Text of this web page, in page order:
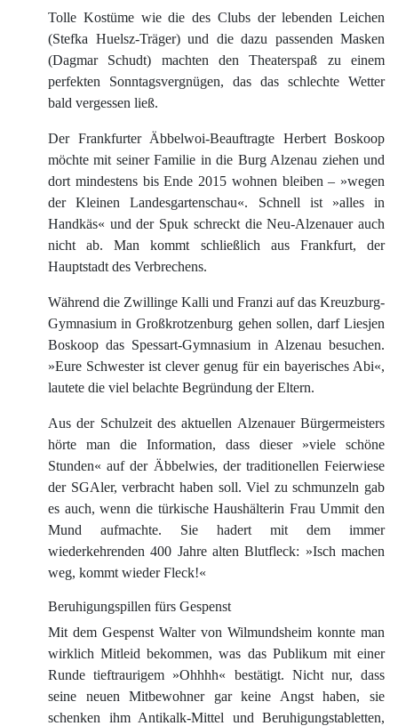
Tolle Kostüme wie die des Clubs der lebenden Leichen
(Stefka Huelsz-Träger) und die dazu passenden Masken
(Dagmar Schudt) machten den Theaterspaß zu einem
perfekten Sonntagsvergnügen, das das schlechte Wetter
bald vergessen ließ.
Der Frankfurter Äbbelwoi-Beauftragte Herbert Boskoop
möchte mit seiner Familie in die Burg Alzenau ziehen und
dort mindestens bis Ende 2015 wohnen bleiben – »wegen
der Kleinen Landesgartenschau«. Schnell ist »alles in
Handkäs« und der Spuk schreckt die Neu-Alzenauer auch
nicht ab. Man kommt schließlich aus Frankfurt, der
Hauptstadt des Verbrechens.
Während die Zwillinge Kalli und Franzi auf das Kreuzburg-
Gymnasium in Großkrotzenburg gehen sollen, darf Liesjen
Boskoop das Spessart-Gymnasium in Alzenau besuchen.
»Eure Schwester ist clever genug für ein bayerisches Abi«,
lautete die viel belachte Begründung der Eltern.
Aus der Schulzeit des aktuellen Alzenauer Bürgermeisters
hörte man die Information, dass dieser »viele schöne
Stunden« auf der Äbbelwies, der traditionellen Feierwiese
der SGAler, verbracht haben soll. Viel zu schmunzeln gab
es auch, wenn die türkische Haushälterin Frau Ummit den
Mund aufmachte. Sie hadert mit dem immer
wiederkehrenden 400 Jahre alten Blutfleck: »Isch machen
weg, kommt wieder Fleck!«
Beruhigungspillen fürs Gespenst
Mit dem Gespenst Walter von Wilmundsheim konnte man
wirklich Mitleid bekommen, was das Publikum mit einer
Runde tieftraurigem »Ohhhh« bestätigt. Nicht nur, dass
seine neuen Mitbewohner gar keine Angst haben, sie
schenken ihm Antikalk-Mittel und Beruhigungstabletten,